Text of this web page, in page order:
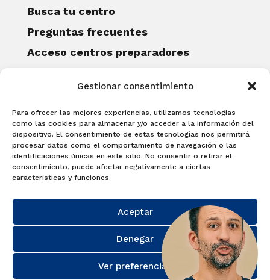
Gestionar consentimiento
Para ofrecer las mejores experiencias, utilizamos tecnologías
como las cookies para almacenar y/o acceder a la información del
dispositivo. El consentimiento de estas tecnologías nos permitirá
procesar datos como el comportamiento de navegación o las
identificaciones únicas en este sitio. No consentir o retirar el
consentimiento, puede afectar negativamente a ciertas
características y funciones.
Aceptar
Denegar
Ver preferencias
Busca tu centro
Preguntas frecuentes
Acceso centros preparadores
Becas Examia
Contacto
CERTIFICACIONES
Linguaskill
Cambridge English Qualifications
EXAMÍNATE
Matricúlate con nosotros y obtén tu